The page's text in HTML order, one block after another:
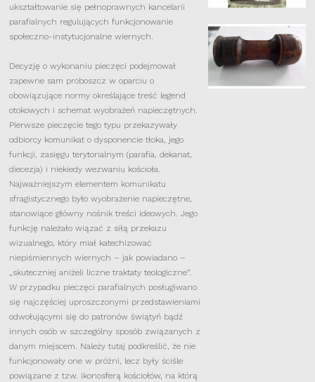
ukształtowanie się pełnoprawnych kancelarii
parafialnych regulujących funkcjonowanie
społeczno-instytucjonalne wiernych.
Decyzję o wykonaniu pieczęci podejmował
zapewne sam proboszcz w oparciu o
obowiązujące normy określające treść legend
otokowych i schemat wyobrażeń napieczętnych.
Pierwsze pieczęcie tego typu przekazywały
odbiorcy komunikat o dysponencie tłoka, jego
funkcji, zasięgu terytorialnym (parafia, dekanat,
diecezja) i niekiedy wezwaniu kościoła.
Najważniejszym elementem komunikatu
sfragistycznego było wyobrażenie napieczętne,
stanowiące główny nośnik treści ideowych. Jego
funkcję należało wiązać z siłą przekazu
wizualnego, który miał katechizować
niepiśmiennych wiernych – jak powiadano –
„skuteczniej aniżeli liczne traktaty teologiczne”.
W przypadku pieczęci parafialnych posługiwano
się najczęściej uproszczonymi przedstawieniami
odwołującymi się do patronów świątyń bądź
innych osób w szczególny sposób związanych z
danym miejscem. Należy tutaj podkreślić, że nie
funkcjonowały one w próżni, lecz były ściśle
powiązane z tzw. ikonosferą kościołów, na którą